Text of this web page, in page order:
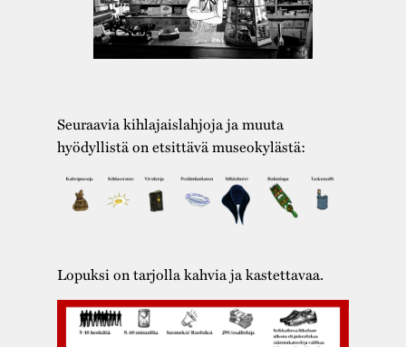
Seuraavia kihlajaislahjoja ja muuta
hyödyllistä on etsittävä museokylästä:
Lopuksi on tarjolla kahvia ja kastettavaa.